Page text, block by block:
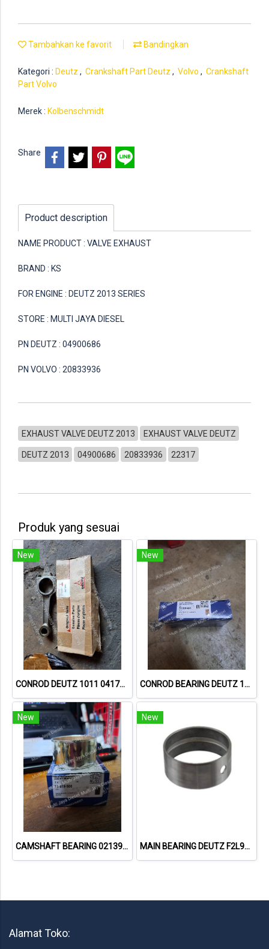
Tambahkan ke favorit Bandingkan
Kategori : Deutz , Crankshaft Part Deutz , Volvo , Crankshaft
Part Volvo
Merek : Kolbenschmidt
Share
Product description
NAME PRODUCT : VALVE EXHAUST
BRAND : KS
FOR ENGINE : DEUTZ 2013 SERIES
STORE : MULTI JAYA DIESEL
PN DEUTZ : 04900686
PN VOLVO : 20833936
EXHAUST VALVE DEUTZ 2013 EXHAUST VALVE DEUTZ
DEUTZ 2013 04900686 20833936 22317
Produk yang sesuai
New
CONROD DEUTZ 1011 04178994
New
CONROD BEARING DEUTZ 1015 79319600 02931410
New
CAMSHAFT BEARING 02139737 73419600 // DEUTZ 912
New
MAIN BEARING DEUTZ F2L912
Alamat Toko: